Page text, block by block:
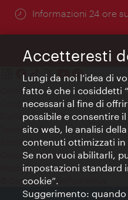
Öffnungszeiten:
Informazioni 24 ore
Contatti
Colophon
Dichiarazione sulla protezione
Terms of Use
Accessibilità
Contatto stampa
Impostazioni cookie
© Copyright WienTourismus
Accetteresti
Lungi da noi l’idea di
fatto è che i cosiddetti
necessari al fine di
possibile e consentire
sito web, le analisi
contenuti ottimizzati in
Se non vuoi abilitarli,
impostazioni standard
cookie”.
Suggerimento: